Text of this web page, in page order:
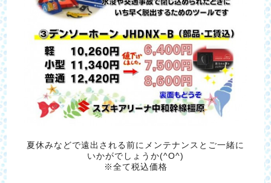
夏休みなどで遠出される前にメンテナンスとご一緒に
いかがでしょうか(^O^)
※全て税込価格